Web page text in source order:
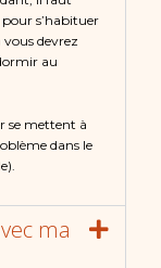
pour s’habituer
devrez
au
se mettent à
dans le
ma